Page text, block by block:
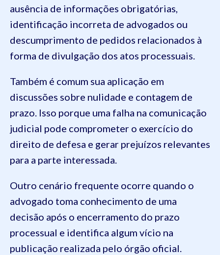
ausência de informações obrigatórias,
identificação incorreta de advogados ou
descumprimento de pedidos relacionados à
forma de divulgação dos atos processuais.
Também é comum sua aplicação em
discussões sobre nulidade e contagem de
prazo. Isso porque uma falha na comunicação
judicial pode comprometer o exercício do
direito de defesa e gerar prejuízos relevantes
para a parte interessada.
Outro cenário frequente ocorre quando o
advogado toma conhecimento de uma
decisão após o encerramento do prazo
processual e identifica algum vício na
publicação realizada pelo órgão oficial.